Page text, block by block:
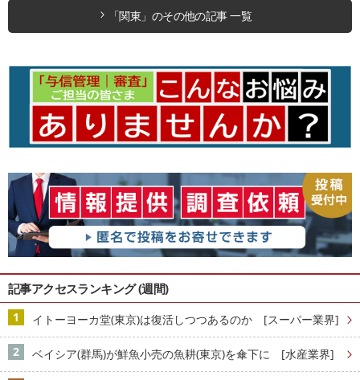
「関東」のその他の記事 一覧
記事アクセスランキング (週間)
イトーヨーカ堂(東京)は復活しつつあるのか [スーパー業界]
ベイシア(群馬)が鮮魚小売の魚耕(東京)を傘下に [水産業界]